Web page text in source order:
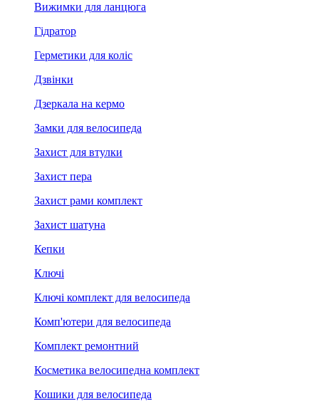
Вижимки для ланцюга
Гідратор
Герметики для коліс
Дзвінки
Дзеркала на кермо
Замки для велосипеда
Захист для втулки
Захист пера
Захист рами комплект
Захист шатуна
Кепки
Ключі
Ключі комплект для велосипеда
Комп'ютери для велосипеда
Комплект ремонтний
Косметика велосипедна комплект
Кошики для велосипеда